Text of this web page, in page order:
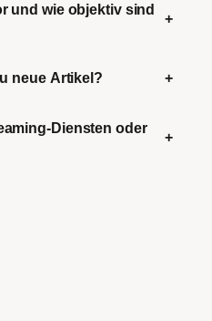
und wie objektiv sind
+
neue Artikel? +
Diensten oder
+